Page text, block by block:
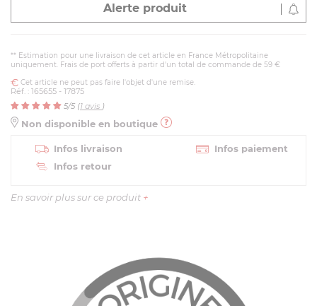
Alerte produit
** Estimation pour une livraison de cet article en France Métropolitaine
uniquement. Frais de port offerts à partir d'un total de commande de 59 €
Cet article ne peut pas faire l'objet d'une remise.
Réf. : 165655 - 17875
5/5 (1 avis )
Non disponible en boutique
Infos livraison
Infos paiement
Infos retour
En savoir plus sur ce produit +